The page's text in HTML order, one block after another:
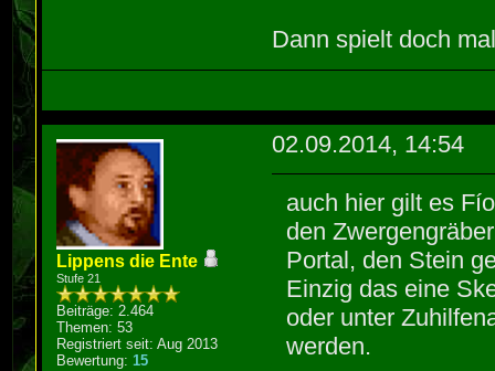
Dann spielt doch
Lippens die Ente
Stufe 21
Beiträge: 2.464
Themen: 53
Registriert seit: Aug 2013
Bewertung:15
02.09.2014, 14:54
auch hier gilt es
den
Portal, den Stein
Einzig das eine
oder unter
werden.